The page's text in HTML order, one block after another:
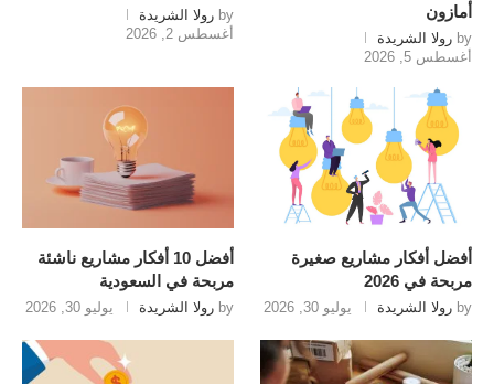
أمازون
by رولا الشريدة
أغسطس 5, 2026
by رولا الشريدة
أغسطس 2, 2026
أفضل أفكار مشاريع صغيرة
مربحة في 2026
by رولا الشريدة يوليو 30, 2026
أفضل 10 أفكار مشاريع ناشئة
مربحة في السعودية
by رولا الشريدة يوليو 30, 2026